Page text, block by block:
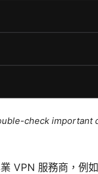
check important
VPN 服務商，例